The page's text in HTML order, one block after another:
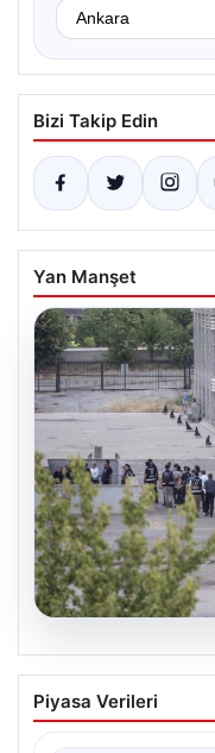
Bizi Takip Edin
Yan Manşet
Etimesgut
Derinleşiyor:
Piyasa Verileri